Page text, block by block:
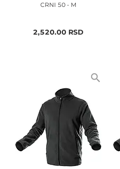
CRNI 50 - M
2,520.00RSD